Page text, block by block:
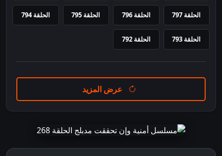
الحلقة 797 الحلقة 796 الحلقة 795 الحلقة 794
الحلقة 793 الحلقة 792
عرض المزيد